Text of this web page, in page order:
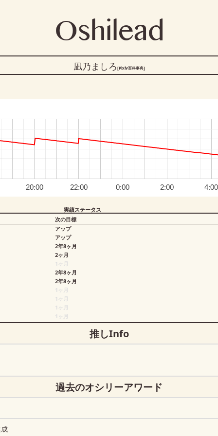
Oshilead
凪乃ましろ[Pixiv百科事典]
20:00 22:00 0:00 2:00 4:00
実績ステータス
次の目標
アップ
アップ
2年8ヶ月
2ヶ月
1ヶ月
2年8ヶ月
2年8ヶ月
1ヶ月
1ヶ月
1ヶ月
1ヶ月
推しInfo
過去のオシリーアワード